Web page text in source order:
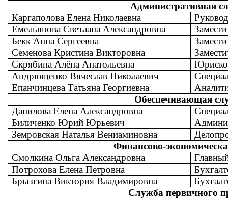
Административная
Каргаполова Елена Николаевна
Емельянова Светлана Александровна
Бекк Анна Сергеевна
Семенова Кристина Викторовна
Скрябина Алёна Анатольевна
Андрющенко Вячеслав Николаевич
Епанчинцева Татьяна Георгиевна
Обеспечивающая
Данилова Елена Александровна
Биличенко Юрий Юрьевич
Земровская Наталья Вениаминовна
Финансово-
Смолкина Ольга Александровна
Потрохова Елена Петровна
Брызгина Виктория Владимировна
Служба первичного